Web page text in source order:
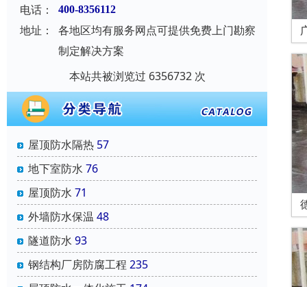
电话： 400-8356112
地址：
各地区均有服务网点可提供免费上门勘察
制定解决方案
本站共被浏览过 6356732 次
屋顶防水隔热 57
地下室防水 76
屋顶防水 71
外墙防水保温 48
隧道防水 93
钢结构厂房防腐工程 235